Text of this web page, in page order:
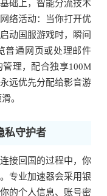
础上，智能分流技术
络活动：当你打开优
动国服游戏时，瞬间
普通网页或处理邮件
理，配合独享100M
远优先分配给影音游
。
私守护者
接回国的过程中，你
专业加速器会采用银
的个人信息、账号密